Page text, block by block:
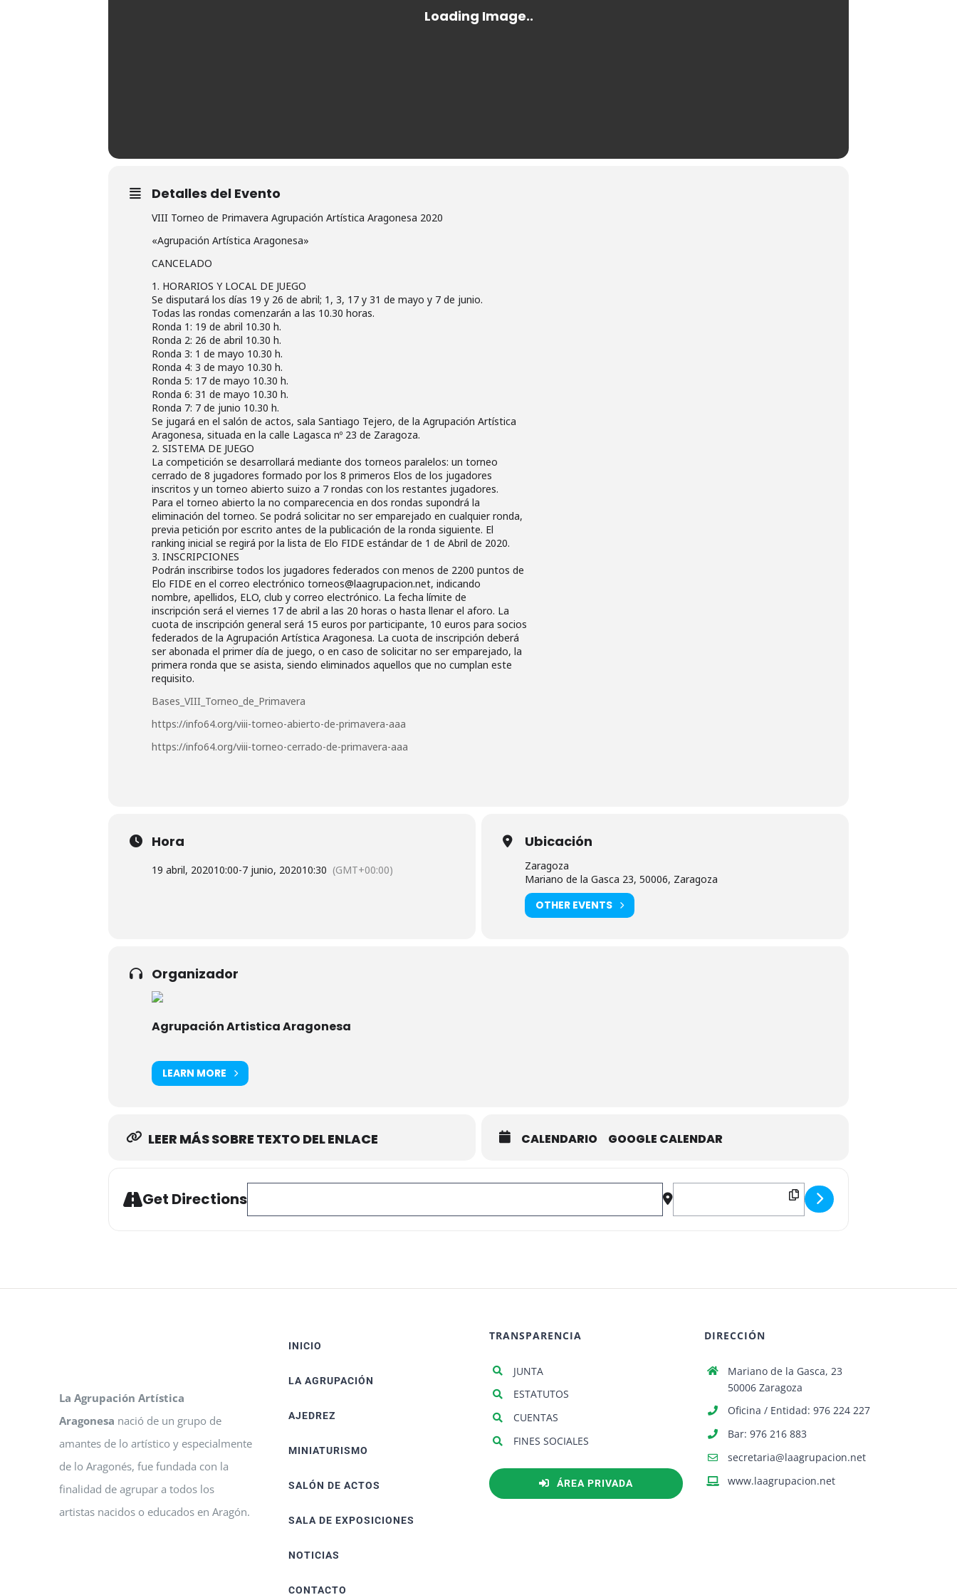
Detalles del Evento
VIII Torneo de Primavera Agrupación Artística Aragonesa 2020
«Agrupación Artística Aragonesa»
CANCELADO
1. HORARIOS Y LOCAL DE JUEGO
Se disputará los días 19 y 26 de abril; 1, 3, 17 y 31 de mayo y 7 de junio.
Todas las rondas comenzarán a las 10.30 horas.
Ronda 1: 19 de abril 10.30 h.
Ronda 2: 26 de abril 10.30 h.
Ronda 3: 1 de mayo 10.30 h.
Ronda 4: 3 de mayo 10.30 h.
Ronda 5: 17 de mayo 10.30 h.
Ronda 6: 31 de mayo 10.30 h.
Ronda 7: 7 de junio 10.30 h.
Se jugará en el salón de actos, sala Santiago Tejero, de la Agrupación Artística
Aragonesa, situada en la calle Lagasca nº 23 de Zaragoza.
2. SISTEMA DE JUEGO
La competición se desarrollará mediante dos torneos paralelos: un torneo
cerrado de 8 jugadores formado por los 8 primeros Elos de los jugadores
inscritos y un torneo abierto suizo a 7 rondas con los restantes jugadores.
Para el torneo abierto la no comparecencia en dos rondas supondrá la
eliminación del torneo. Se podrá solicitar no ser emparejado en cualquier ronda,
previa petición por escrito antes de la publicación de la ronda siguiente. El
ranking inicial se regirá por la lista de Elo FIDE estándar de 1 de Abril de 2020.
3. INSCRIPCIONES
Podrán inscribirse todos los jugadores federados con menos de 2200 puntos de
Elo FIDE en el correo electrónico torneos@laagrupacion.net, indicando
nombre, apellidos, ELO, club y correo electrónico. La fecha límite de
inscripción será el viernes 17 de abril a las 20 horas o hasta llenar el aforo. La
cuota de inscripción general será 15 euros por participante, 10 euros para socios
federados de la Agrupación Artística Aragonesa. La cuota de inscripción deberá
ser abonada el primer día de juego, o en caso de solicitar no ser emparejado, la
primera ronda que se asista, siendo eliminados aquellos que no cumplan este
requisito.
Bases_VIII_Torneo_de_Primavera
https://info64.org/viii-torneo-abierto-de-primavera-aaa
https://info64.org/viii-torneo-cerrado-de-primavera-aaa
Hora
19 abril, 202010:00-7 junio, 202010:30 (GMT+00:00)
Ubicación
Zaragoza
Mariano de la Gasca 23, 50006, Zaragoza
OTHER EVENTS
Organizador
Agrupación Artistica Aragonesa
LEARN MORE
LEER MÁS SOBRE TEXTO DEL ENLACE CALENDARIO GOOGLE CALENDAR
Get Directions Destination Address - VIII Torneo de Primavera 2020 []
La Agrupación Artística
Aragonesa nació de un grupo de
amantes de lo artístico y especialmente
de lo Aragonés, fue fundada con la
finalidad de agrupar a todos los
artistas nacidos o educados en Aragón.
INICIO
LA AGRUPACIÓN
AJEDREZ
MINIATURISMO
SALÓN DE ACTOS
SALA DE EXPOSICIONES
NOTICIAS
CONTACTO
TRANSPARENCIA
JUNTA
ESTATUTOS
CUENTAS
FINES SOCIALES
ÁREA PRIVADA
DIRECCIÓN
Mariano de la Gasca, 23
50006 Zaragoza
Oficina / Entidad: 976 224 227
Bar: 976 216 883
secretaria@laagrupacion.net
www.laagrupacion.net